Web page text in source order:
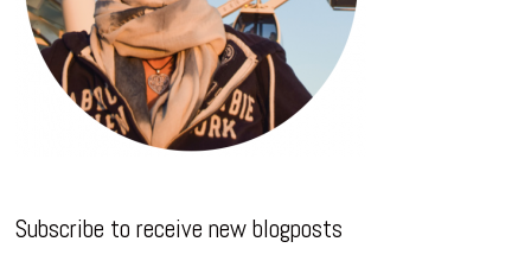
Subscribe to receive new blogposts